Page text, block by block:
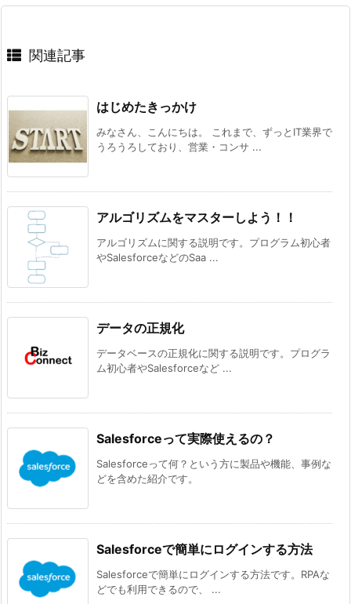
関連記事
はじめたきっかけ
みなさん、こんにちは。 これまで、ずっとIT業界で
うろうろしており、営業・コンサ ...
アルゴリズムをマスターしよう！！
アルゴリズムに関する説明です。プログラム初心者
やSalesforceなどのSaa ...
データの正規化
データベースの正規化に関する説明です。プログラ
ム初心者やSalesforceなど ...
Salesforceって実際使えるの？
Salesforceって何？という方に製品や機能、事例な
どを含めた紹介です。
Salesforceで簡単にログインする方法
Salesforceで簡単にログインする方法です。RPAな
どでも利用できるので、 ...